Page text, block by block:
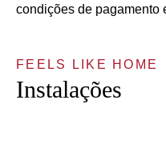
condições de pagamento
FEELS LIKE HOME
Instalações